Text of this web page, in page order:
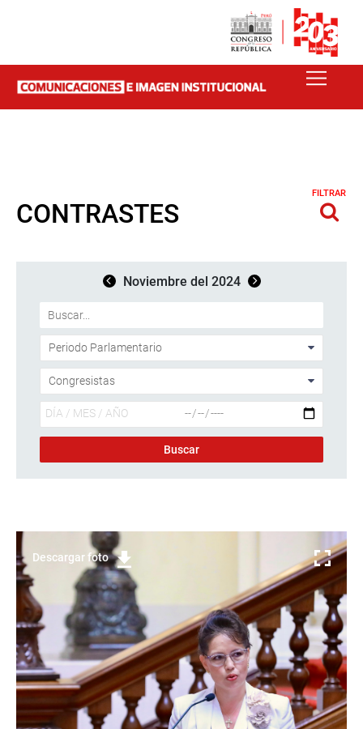
CONTRASTES
FILTRAR
Noviembre del 2024
Descargar foto